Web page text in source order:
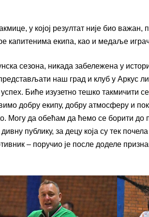
у којој резултат није био
капитенима екипа, као и медаље
сезона, никада забележена у
наш град и клуб у Аркус
успех. Биће изузетно тешко такмичити
добру екипу, добру атмосферу и
Могу да обећам да ћемо се борити до
публику, за децу која су тек
– поручио је после доделе